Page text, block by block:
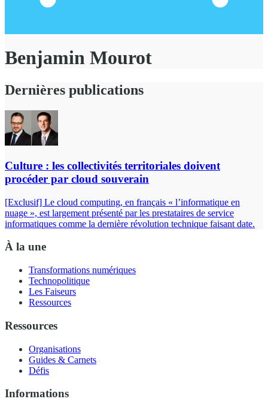
Benjamin Mourot
Dernières publications
Culture : les collectivités territoriales doivent
procéder par cloud souverain
[Exclusif] Le cloud computing, en français « l’informatique en
nuage », est largement présenté par les prestataires de service
informatiques comme la dernière révolution technique faisant date.
À la une
Transformations numériques
Technopolitique
Les Faiseurs
Ressources
Ressources
Organisations
Guides & Carnets
Défis
Informations